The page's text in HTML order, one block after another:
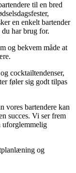
til en bred
en enkelt bartender
har brug for.
og bekvem måde at
cocktailtendenser,
føler sig godt tilpas
vores bartendere kan
succes. Vi ser frem
uforglemmelig